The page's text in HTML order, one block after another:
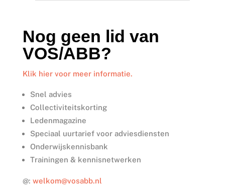
Nog geen lid van
VOS/ABB?
Klik hier voor meer informatie.
Snel advies
Collectiviteitskorting
Ledenmagazine
Speciaal uurtarief voor adviesdiensten
Onderwijskennisbank
Trainingen & kennisnetwerken
@: welkom@vosabb.nl